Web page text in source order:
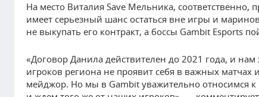
На место Виталия Save Мельника, соответственно,
имеет серьезный шанс остаться вне игры и
не выкупать его контракт, а боссы Gambit Esports
«Договор Данила действителен до 2021 года, и
игроков региона не проявит себя в важных матчах
мейджор. Но мы в Gambit уважительно относимся к